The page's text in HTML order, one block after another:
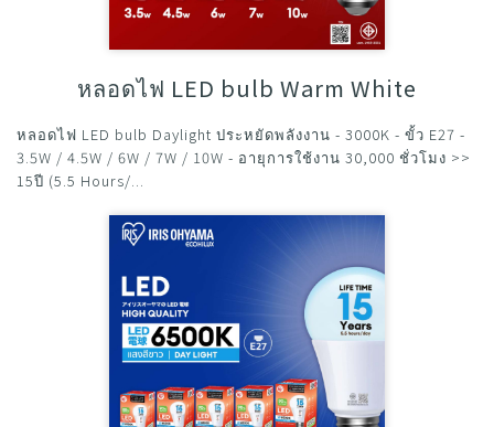
หลอดไฟ LED bulb Warm White
หลอดไฟ LED bulb Daylight ประหยัดพลังงาน - 3000K - ขั้ว E27 -
3.5W / 4.5W / 6W / 7W / 10W - อายุการใช้งาน 30,000 ชั่วโมง >>
15ปี (5.5 Hours/...